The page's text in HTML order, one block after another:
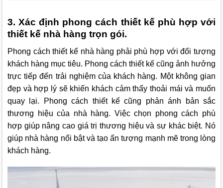
3. Xác định phong cách thiết kế phù hợp với
thiết kế nhà hàng trọn gói.
Phong cách thiết kế nhà hàng phải phù hợp với đối tượng
khách hàng mục tiêu. Phong cách thiết kế cũng ảnh hưởng
trực tiếp đến trải nghiệm của khách hàng. Một không gian
đẹp và hợp lý sẽ khiến khách cảm thấy thoải mái và muốn
quay lại. Phong cách thiết kế cũng phản ánh bản sắc
thương hiệu của nhà hàng. Việc chọn phong cách phù
hợp giúp nâng cao giá trị thương hiệu và sự khác biệt. Nó
giúp nhà hàng nổi bật và tạo ấn tượng mạnh mẽ trong lòng
khách hàng.